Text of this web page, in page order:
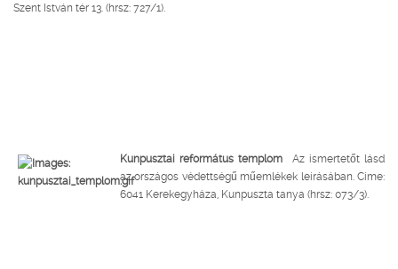
Szent István tér 13. (hrsz: 727/1).
Kunpusztai református templom Az ismertetőt lásd
az országos védettségű műemlékek leírásában. Címe:
6041 Kerekegyháza, Kunpuszta tanya (hrsz: 073/3).